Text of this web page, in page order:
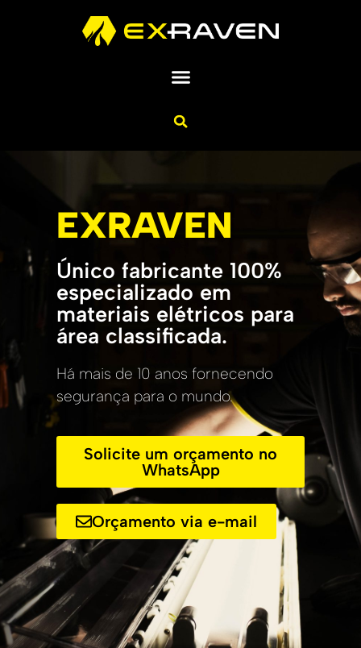
EXRAVEN
Único fabricante 100%
especializado em
materiais elétricos para
área classificada.
Há mais de 10 anos fornecendo
segurança para o mundo.
Solicite um orçamento no
WhatsApp
Orçamento via e-mail